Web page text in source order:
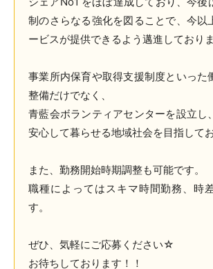
制のさらなる強化を図ることで、今以
ービスが提供できるよう邁進しておりま
事業所内保育や取得支援制度といった
整備だけでなく、
青藍会ボランティアセンターを設立し
安心して暮らせる地域社会を目指してお
また、勤務開始時期調整も可能です。
職種によってはスキマ時間勤務、時
す。
ぜひ、気軽にご応募ください☆
お待ちしております！！